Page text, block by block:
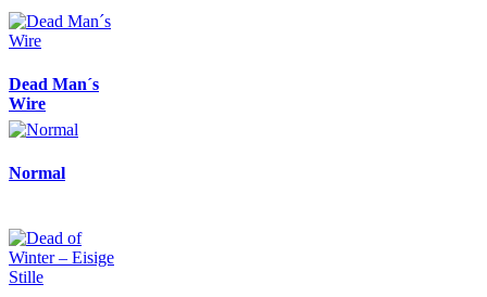
Dead Man´s
Wire
Normal